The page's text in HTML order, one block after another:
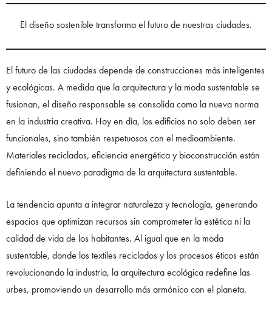
El diseño sostenible transforma el futuro de nuestras ciudades.
El futuro de las ciudades depende de construcciones más inteligentes
y ecológicas. A medida que la arquitectura y la moda sustentable se
fusionan, el diseño responsable se consolida como la nueva norma
en la industria creativa. Hoy en día, los edificios no solo deben ser
funcionales, sino también respetuosos con el medioambiente.
Materiales reciclados, eficiencia energética y bioconstrucción están
definiendo el nuevo paradigma de la arquitectura sustentable.
La tendencia apunta a integrar naturaleza y tecnología, generando
espacios que optimizan recursos sin comprometer la estética ni la
calidad de vida de los habitantes. Al igual que en la moda
sustentable, donde los textiles reciclados y los procesos éticos están
revolucionando la industria, la arquitectura ecológica redefine las
urbes, promoviendo un desarrollo más armónico con el planeta.